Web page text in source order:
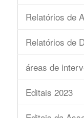
Relatórios de
Relatórios de
áreas de
Editais 2023